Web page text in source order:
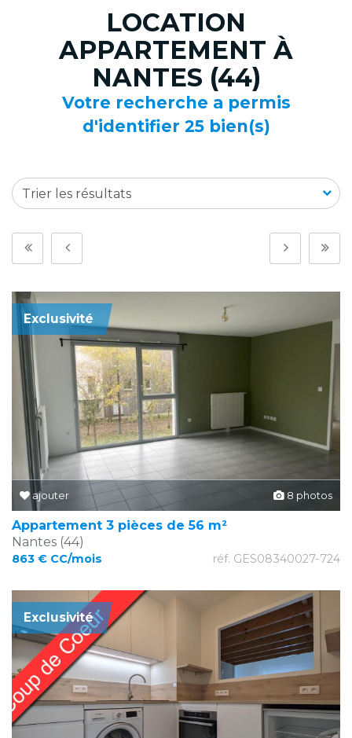
LOCATION
APPARTEMENT À
NANTES (44)
Votre recherche a permis
d'identifier 25 bien(s)
Trier les résultats
8 photos
ajouter
Exclusivité
Appartement 3 pièces de 56 m²
Nantes (44)
863 € CC/mois réf. GES08340027-724
Exclusivité